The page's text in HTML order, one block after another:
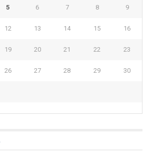
5 6 7 8 9
12 13 14 15 16
19 20 21 22 23
26 27 28 29 30